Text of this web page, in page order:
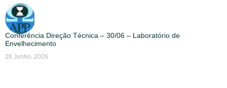
Conferência Direção Técnica – 30/06 – Laboratório de
Envelhecimento
26 Junho, 2026